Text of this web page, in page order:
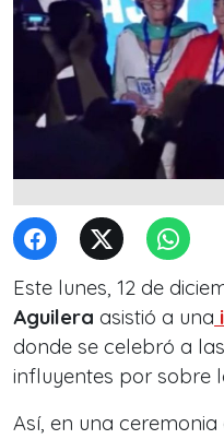
Este lunes, 12 de
Aguilera asistió a una
donde se celebró a
influyentes por sobre
Así, en una